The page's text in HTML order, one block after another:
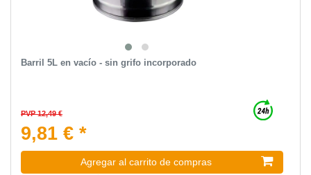
Barril 5L en vacío - sin grifo incorporado
PVP 12,49 €
9,81 € *
Agregar al carrito de compras